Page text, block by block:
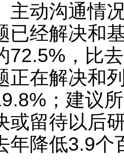
主动沟通情
已经解决和
72.5%，比
正在解决和
；建议
或留待以后
年降低3.9个